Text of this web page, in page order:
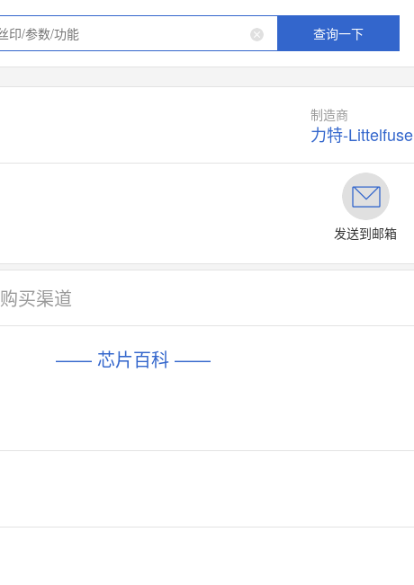
查询一下
制造商
力特-Littelfuse
发送到邮箱
购买渠道
—— 芯片百科 ——